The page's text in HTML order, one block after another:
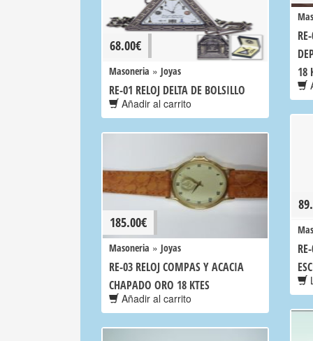
18
68.00€
Masoneria » Joyas
RE-01 RELOJ DELTA DE BOLSILLO
Añadir al carrito
185.00€
Masoneria » Joyas
RE-03 RELOJ COMPAS Y ACACIA
CHAPADO ORO 18 KTES
Añadir al carrito